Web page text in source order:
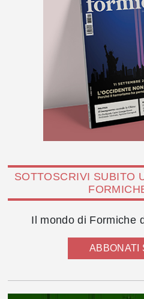
SOTTOSCRIVI SUBITO
Il mondo di Formiche
ABBONATI